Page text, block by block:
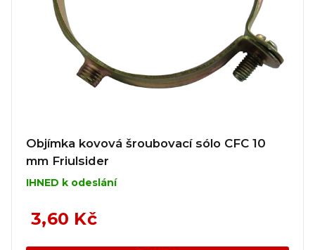
Objímka kovová šroubovací sólo CFC 10
mm Friulsider
IHNED k odeslání
3,60 Kč